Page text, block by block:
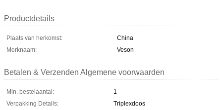
Productdetails
Plaats van herkomst:
China
Merknaam:
Veson
Betalen & Verzenden Algemene voorwaarden
Min. bestelaantal:
1
Verpakking Details:
Triplexdoos